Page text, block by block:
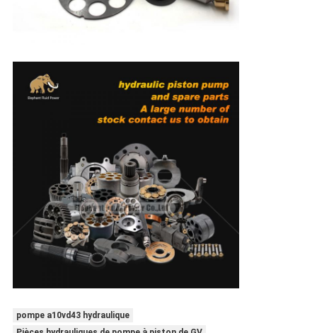
pompe a10vd43 hydraulique